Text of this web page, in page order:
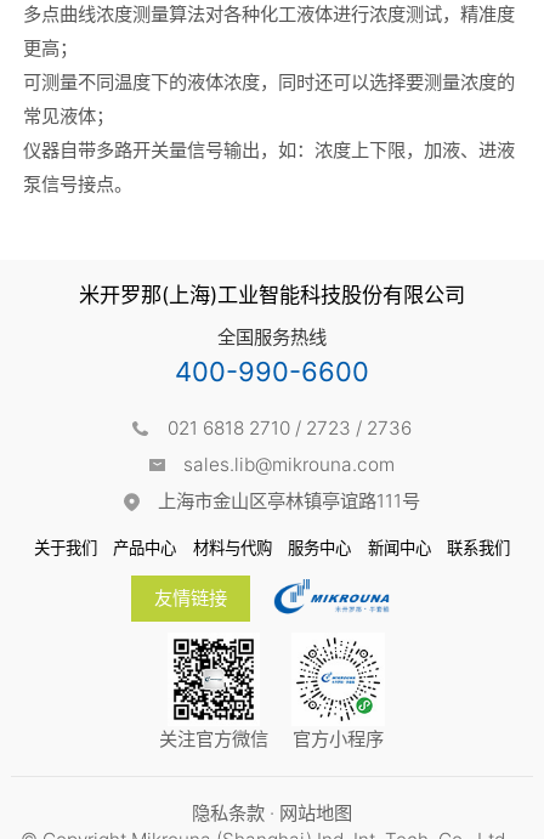
多点曲线浓度测量算法对各种化工液体进行浓度测试，精准度
更高；
可测量不同温度下的液体浓度，同时还可以选择要测量浓度的
常见液体；
仪器自带多路开关量信号输出，如：浓度上下限，加液、进液
泵信号接点。
米开罗那(上海)工业智能科技股份有限公司
全国服务热线
400-990-6600
021 6818 2710 / 2723 / 2736
sales.lib@mikrouna.com
上海市金山区亭林镇亭谊路111号
关于我们 产品中心 材料与代购 服务中心 新闻中心 联系我们
友情链接
关注官方微信 官方小程序
隐私条款· 网站地图